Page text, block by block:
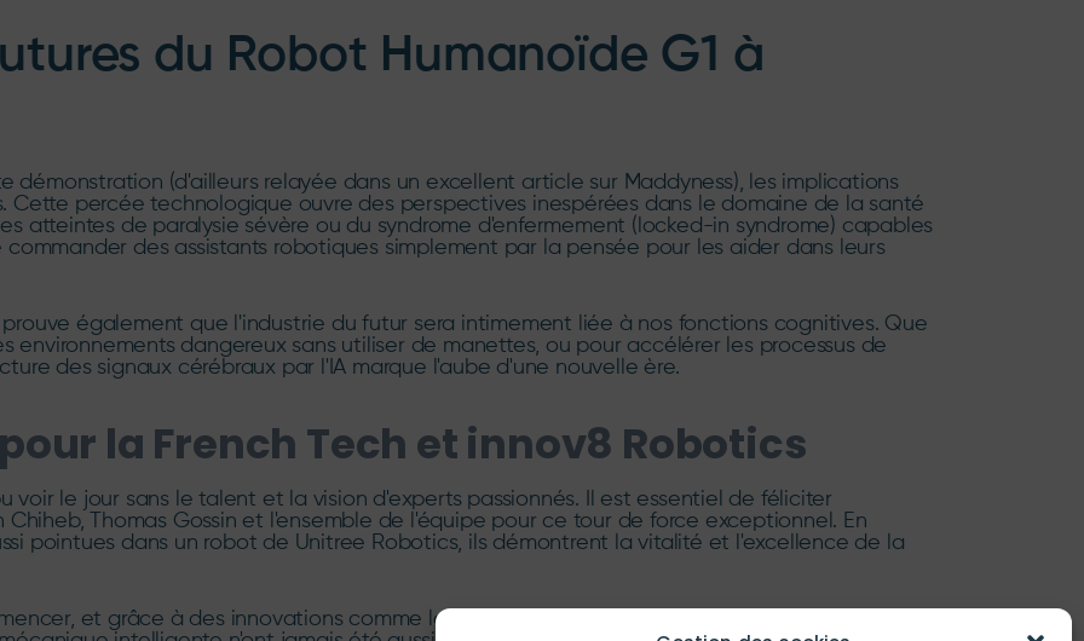
du Robot Humanoïde G1 à
(d'ailleurs relayée dans un excellent article sur Maddyness), les implications
Cette percée technologique ouvre des perspectives inespérées dans le domaine de la santé
atteintes de paralysie sévère ou du syndrome d'enfermement (locked-in syndrome) capables
des assistants robotiques simplement par la pensée pour les aider dans leurs
prouve également que l'industrie du futur sera intimement liée à nos fonctions cognitives. Que
environnements dangereux sans utiliser de manettes, ou pour accélérer les processus de
des signaux cérébraux par l'IA marque l'aube d'une nouvelle ère.
la French Tech et innov8 Robotics
voir le jour sans le talent et la vision d'experts passionnés. Il est essentiel de féliciter
Thomas Gossin et l'ensemble de l'équipe pour ce tour de force exceptionnel. En
pointues dans un robot de Unitree Robotics, ils démontrent la vitalité et l'excellence de la
et grâce à des innovations comme le